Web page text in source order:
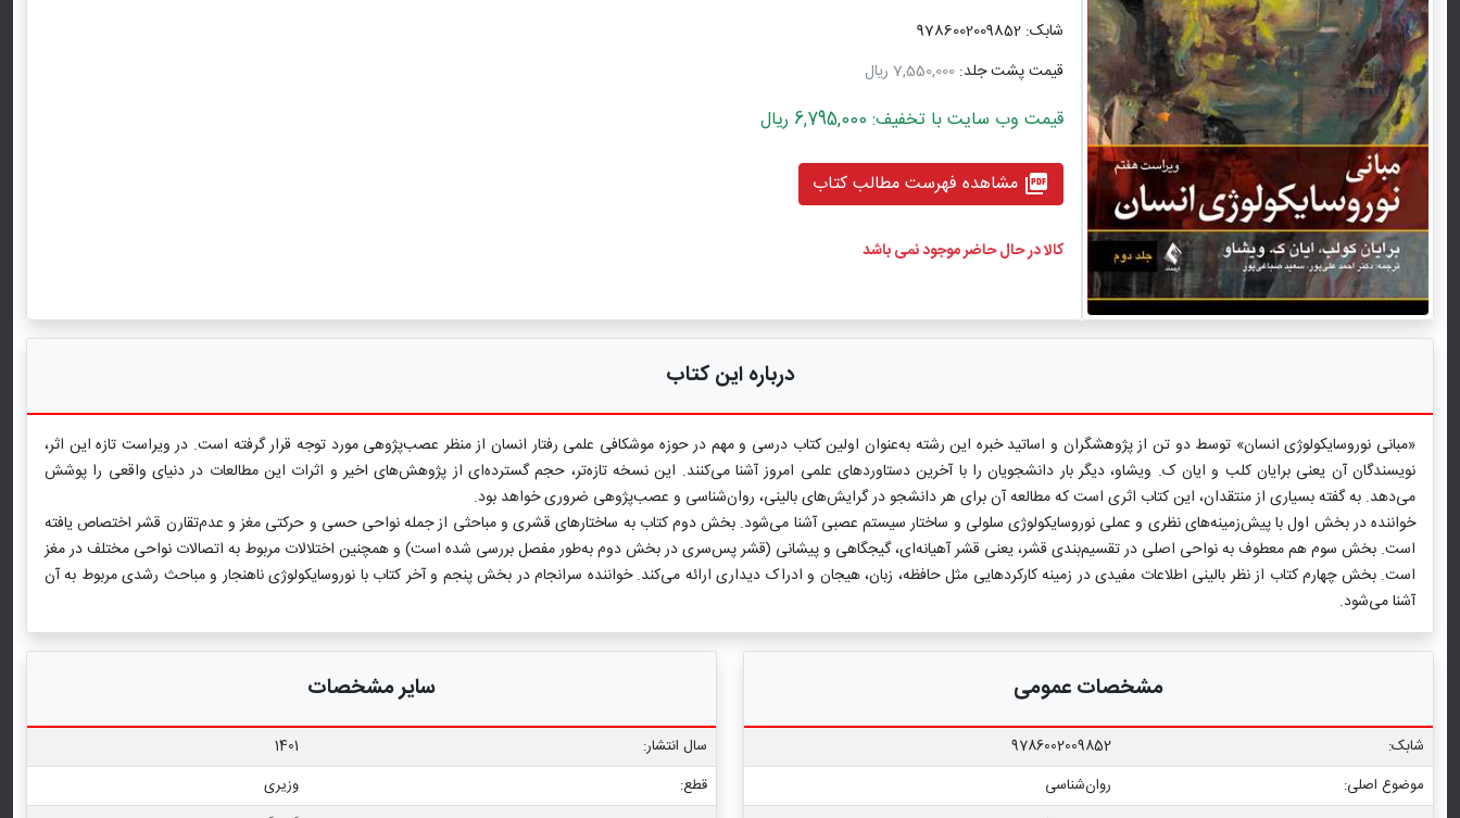
شابک: 9786002009852
قیمت پشت جلد: 7,550,000 ریال
قیمت وب سایت با تخفیف: 6,795,000 ریال
picture_as_pdf مشاهده فهرست مطالب کتاب
کالا در حال حاضر موجود نمی باشد
درباره این کتاب
«مبانی نوروسایکولوژی انسان» توسط دو تن از پژوهشگران و اساتید خبره این رشته به‌عنوان اولین کتاب درسی و مهم در حوزه موشکافی علمی رفتار انسان از منظر عصب‌پژوهی مورد توجه قرار گرفته است. در ویراست تازه این اثر،
نویسندگان آن یعنی برایان کلب و ایان ک. ویشاو، دیگر بار دانشجویان را با آخرین دستاوردهای علمی امروز آشنا می‌کنند. این نسخه تازه‌تر، حجم گسترده‌ای از پژوهش‌های اخیر و اثرات این مطالعات در دنیای واقعی را پوشش
می‌دهد. به گفته بسیاری از منتقدان، این کتاب اثری است که مطالعه آن برای هر دانشجو در گرایش‌های بالینی، روان‌شناسی و عصب‌پژوهی ضروری خواهد بود.
خواننده در بخش اول با پیش‌زمینه‌های نظری و عملی نوروسایکولوژی سلولی و ساختار سیستم عصبی آشنا می‌شود. بخش دوم کتاب به ساختارهای قشری و مباحثی از جمله نواحی حسی و حرکتی مغز و عدم‌تقارن قشر اختصاص یافته
است. بخش سوم هم معطوف به نواحی اصلی در تقسیم‌بندی قشر، یعنی قشر آهیانه‌ای، گیجگاهی و پیشانی (قشر پس‌سری در بخش دوم به‌طور مفصل بررسی شده است) و همچنین اختلالات مربوط به اتصالات نواحی مختلف در مغز
است. بخش چهارم کتاب از نظر بالینی اطلاعات مفیدی در زمینه کارکردهایی مثل حافظه، زبان، هیجان و ادراک دیداری ارائه می‌کند. خواننده سرانجام در بخش پنجم و آخر کتاب با نوروسایکولوژی ناهنجار و مباحث رشدی مربوط به آن
آشنا می‌شود.
مشخصات عمومی
شابک:
9786002009852
موضوع اصلی:
روان‌شناسی
سایر مشخصات
سال انتشار:
1401
قطع:
وزیری